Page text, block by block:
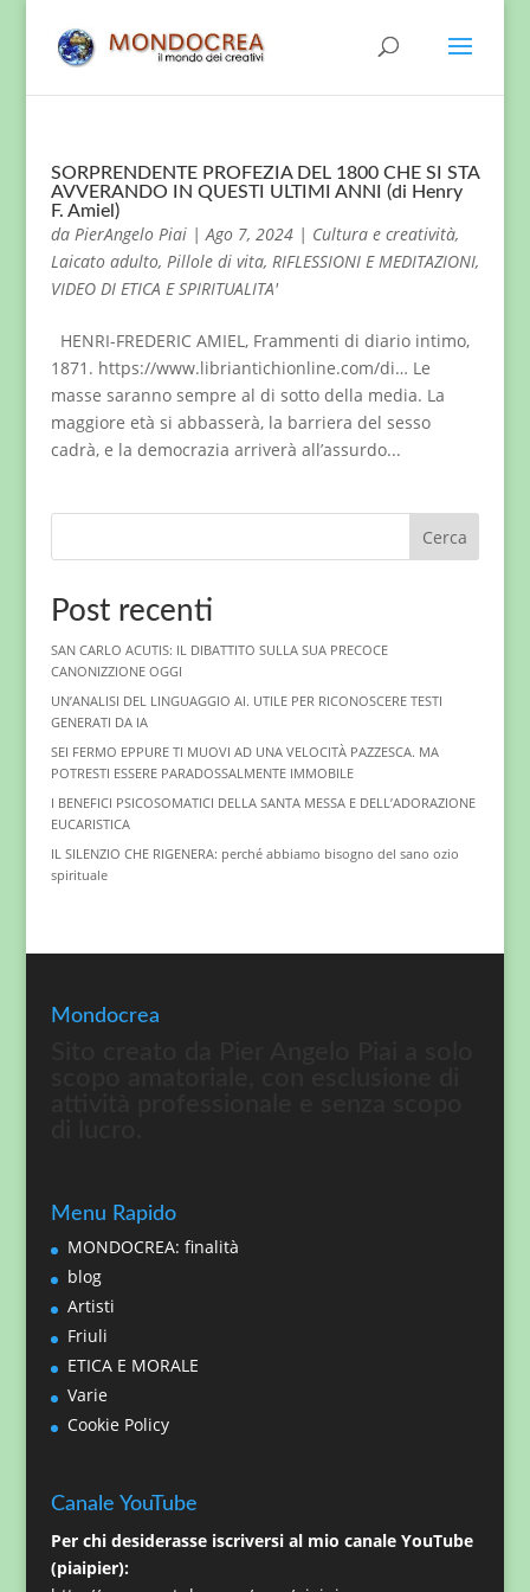
SORPRENDENTE PROFEZIA DEL 1800 CHE SI STA
AVVERANDO IN QUESTI ULTIMI ANNI (di Henry
F. Amiel)
da PierAngelo Piai|Ago 7, 2024| Cultura e creatività,
Laicato adulto, Pillole di vita, RIFLESSIONI E MEDITAZIONI,
VIDEO DI ETICA E SPIRITUALITA'
HENRI-FREDERIC AMIEL, Frammenti di diario intimo,
1871. https://www.libriantichionline.com/di… Le
masse saranno sempre al di sotto della media. La
maggiore età si abbasserà, la barriera del sesso
cadrà, e la democrazia arriverà all’assurdo...
Cerca
Post recenti
SAN CARLO ACUTIS: IL DIBATTITO SULLA SUA PRECOCE
CANONIZZIONE OGGI
UN’ANALISI DEL LINGUAGGIO AI. UTILE PER RICONOSCERE TESTI
GENERATI DA IA
SEI FERMO EPPURE TI MUOVI AD UNA VELOCITÀ PAZZESCA. MA
POTRESTI ESSERE PARADOSSALMENTE IMMOBILE
I BENEFICI PSICOSOMATICI DELLA SANTA MESSA E DELL’ADORAZIONE
EUCARISTICA
IL SILENZIO CHE RIGENERA: perché abbiamo bisogno del sano ozio
spirituale
Mondocrea
Menu Rapido
MONDOCREA: finalità
blog
Artisti
Friuli
ETICA E MORALE
Varie
Cookie Policy
Canale YouTube
Per chi desiderasse iscriversi al mio canale YouTube
(piaipier):